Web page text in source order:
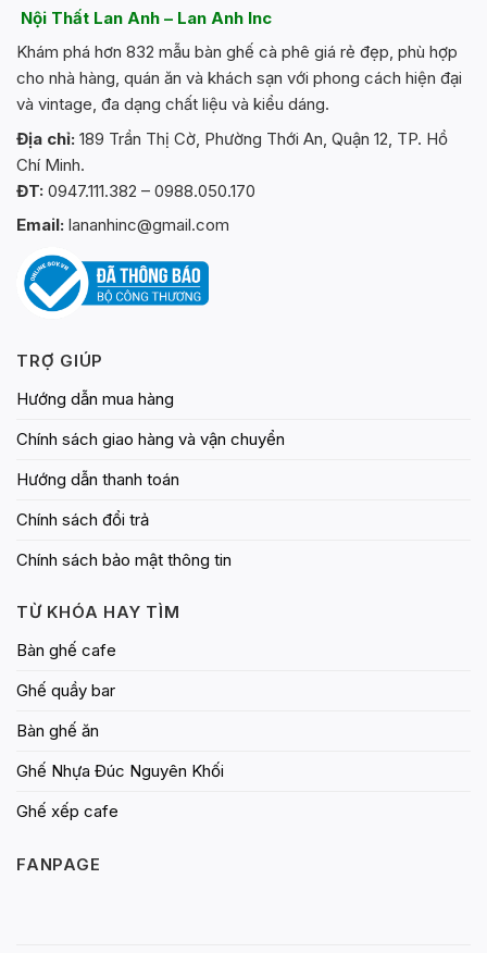
Các
tùy
chọn
có
được
Nội Thất Lan Anh – Lan Anh Inc
Khám phá hơn 832 mẫu bàn ghế cà phê giá rẻ đẹp, phù hợp
cho nhà hàng, quán ăn và khách sạn với phong cách hiện đại
và vintage, đa dạng chất liệu và kiểu dáng.
Địa chỉ: 189 Trần Thị Cờ, Phường Thới An, Quận 12, TP. Hồ
Chí Minh.
ĐT: 0947.111.382 – 0988.050.170
Email: lananhinc@gmail.com
TRỢ GIÚP
Hướng dẫn mua hàng
Chính sách giao hàng và vận chuyển
Hướng dẫn thanh toán
Chính sách đổi trả
Chính sách bảo mật thông tin
TỪ KHÓA HAY TÌM
Bàn ghế cafe
Ghế quầy bar
Bàn ghế ăn
Ghế Nhựa Đúc Nguyên Khối
Ghế xếp cafe
FANPAGE